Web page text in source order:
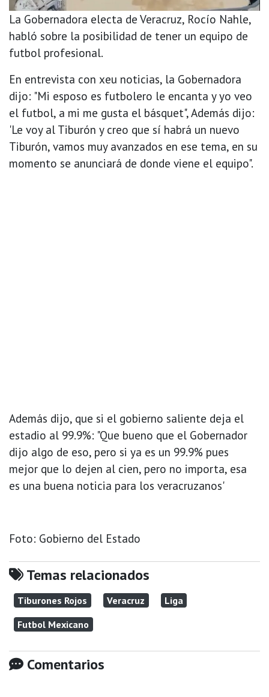
La Gobernadora electa de Veracruz, Rocío Nahle,
habló sobre la posibilidad de tener un equipo de
futbol profesional.
En entrevista con xeu noticias, la Gobernadora
dijo: "Mi esposo es futbolero le encanta y yo veo
el futbol, a mi me gusta el básquet", Además dijo:
'Le voy al Tiburón y creo que sí habrá un nuevo
Tiburón, vamos muy avanzados en ese tema, en su
momento se anunciará de donde viene el equipo".
Además dijo, que si el gobierno saliente deja el
estadio al 99.9%: "Que bueno que el Gobernador
dijo algo de eso, pero si ya es un 99.9% pues
mejor que lo dejen al cien, pero no importa, esa
es una buena noticia para los veracruzanos'
Foto: Gobierno del Estado
Temas relacionados
Tiburones Rojos Veracruz
Liga
Futbol Mexicano
Comentarios